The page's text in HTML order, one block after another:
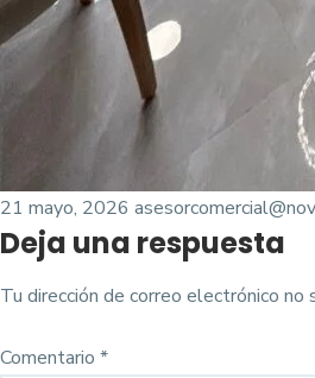
Posted
on
21 mayo, 2026
Deja una respuesta
Tu dirección de correo electrónico no
Comentario *